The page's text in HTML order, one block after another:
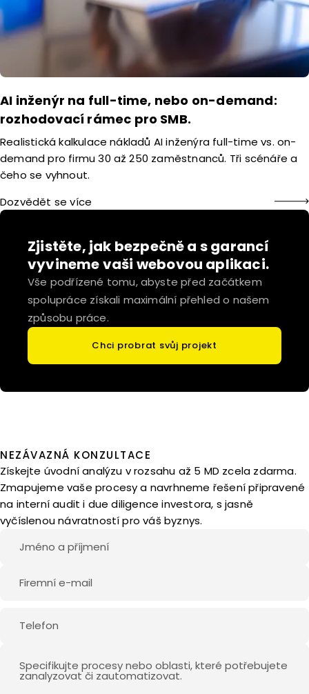
AI inženýr na full-time, nebo on-demand:
rozhodovací rámec pro SMB.
Realistická kalkulace nákladů AI inženýra full-time vs. on-
demand pro firmu 30 až 250 zaměstnanců. Tři scénáře a
čeho se vyhnout.
Dozvědět se více
Zjistěte, jak bezpečně a s garancí
vyvineme vaši webovou aplikaci.
Vše podřízené tomu, abyste před začátkem
spolupráce získali maximální přehled o našem
způsobu práce.
Chci probrat svůj projekt
NEZÁVAZNÁ KONZULTACE
Získejte úvodní analýzu v rozsahu až 5 MD zcela zdarma.
Zmapujeme vaše procesy a navrhneme řešení připravené
na interní audit i due diligence investora, s jasně
vyčíslenou návratností pro váš byznys.